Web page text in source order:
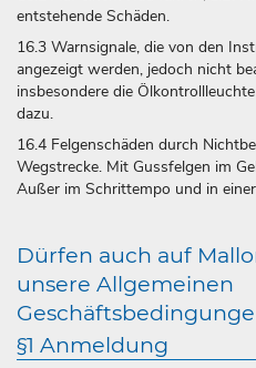
entstehende Schäden.
16.3 Warnsignale, die von den
angezeigt werden, jedoch nicht
insbesondere die
dazu.
16.4 Felgenschäden durch
Wegstrecke. Mit Gussfelgen im
Außer im Schrittempo und in
Dürfen auch auf
unsere Allgemeinen
§1 Anmeldung